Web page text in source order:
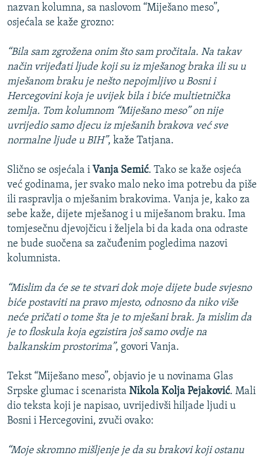
nazvan kolumna, sa naslovom “Miješano meso”,
osjećala se kaže grozno:
“Bila sam zgrožena onim što sam pročitala. Na takav
način vrijeđati ljude koji su iz mješanog braka ili su u
mješanom braku je nešto nepojmljivo u Bosni i
Hercegovini koja je uvijek bila i biće multietnička
zemlja. Tom kolumnom “Miješano meso” on nije
uvrijedio samo djecu iz mješanih brakova već sve
normalne ljude u BIH”, kaže Tatjana.
Slično se osjećala i Vanja Semić. Tako se kaže osjeća
već godinama, jer svako malo neko ima potrebu da piše
ili raspravlja o mješanim brakovima. Vanja je, kako za
sebe kaže, dijete mješanog i u miješanom braku. Ima
tomjesečnu djevojčicu i željela bi da kada ona odraste
ne bude suočena sa začuđenim pogledima nazovi
kolumnista.
“Mislim da će se te stvari dok moje dijete bude svjesno
biće postaviti na pravo mjesto, odnosno da niko više
neće pričati o tome šta je to mješani brak. Ja mislim da
je to floskula koja egzistira još samo ovdje na
balkanskim prostorima”, govori Vanja.
Tekst “Miješano meso”, objavio je u novinama Glas
Srpske glumac i scenarista Nikola Kolja Pejaković. Mali
dio teksta koji je napisao, uvrijedivši hiljade ljudi u
Bosni i Hercegovini, zvuči ovako:
“Moje skromno mišljenje je da su brakovi koji ostanu